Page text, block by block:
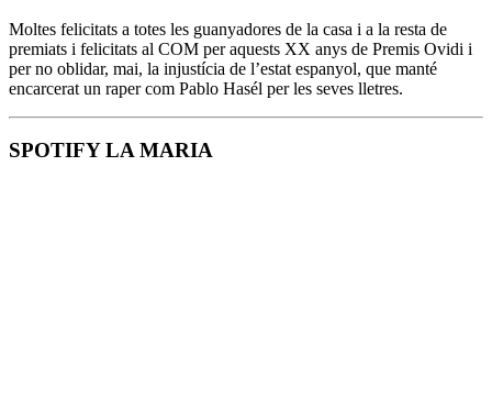
Moltes felicitats a totes les guanyadores de la casa i a la resta de
premiats i felicitats al COM per aquests XX anys de Premis Ovidi i
per no oblidar, mai, la injustícia de l’estat espanyol, que manté
encarcerat un raper com Pablo Hasél per les seves lletres.
SPOTIFY LA MARIA